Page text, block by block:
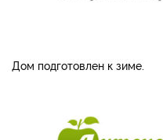
Дом подготовлен к зиме.